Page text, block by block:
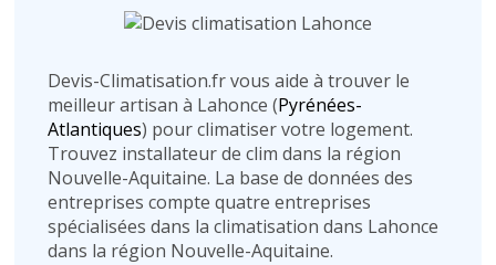
Devis-Climatisation.fr vous aide à trouver le
meilleur artisan à Lahonce (Pyrénées-
Atlantiques) pour climatiser votre logement.
Trouvez installateur de clim dans la région
Nouvelle-Aquitaine. La base de données des
entreprises compte quatre entreprises
spécialisées dans la climatisation dans Lahonce
dans la région Nouvelle-Aquitaine.